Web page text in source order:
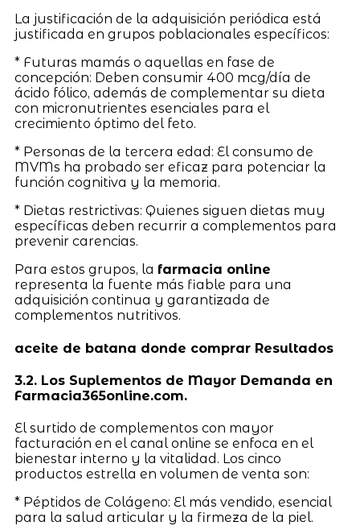
La justificación de la adquisición periódica está
justificada en grupos poblacionales específicos:
* Futuras mamás o aquellas en fase de
concepción: Deben consumir 400 mcg/día de
ácido fólico, además de complementar su dieta
con micronutrientes esenciales para el
crecimiento óptimo del feto.
* Personas de la tercera edad: El consumo de
MVMs ha probado ser eficaz para potenciar la
función cognitiva y la memoria.
* Dietas restrictivas: Quienes siguen dietas muy
específicas deben recurrir a complementos para
prevenir carencias.
Para estos grupos, la farmacia online
representa la fuente más fiable para una
adquisición continua y garantizada de
complementos nutritivos.
aceite de batana donde comprar Resultados
3.2. Los Suplementos de Mayor Demanda en
Farmacia365online.com.
El surtido de complementos con mayor
facturación en el canal online se enfoca en el
bienestar interno y la vitalidad. Los cinco
productos estrella en volumen de venta son:
* Péptidos de Colágeno: El más vendido, esencial
para la salud articular y la firmeza de la piel.